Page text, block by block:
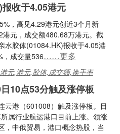
收于4.05港元
，高见4.29港元创近3个月新
元，成交额480.68万港元。截
水胶体(01084.HK)报收于4.05港
，成交量536……更多
元,港元,胶体,成交额,换手率
10点53分触及涨停板
云港（601008）触及涨停板。目
属行业航运港口目前上涨。领涨
，中俄贸易，港口概念热股，当